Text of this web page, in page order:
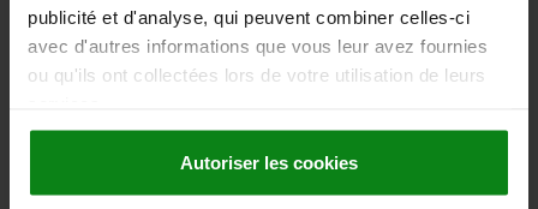
publicité et d'analyse, qui peuvent combiner celles-ci
avec d'autres informations que vous leur avez fournies
ou qu'ils ont collectées lors de votre utilisation de leurs
Autoriser les cookies
GRENOUILLÈRE ROTATIVE VERSION LOURDE, D=8,
A2 NATUREL